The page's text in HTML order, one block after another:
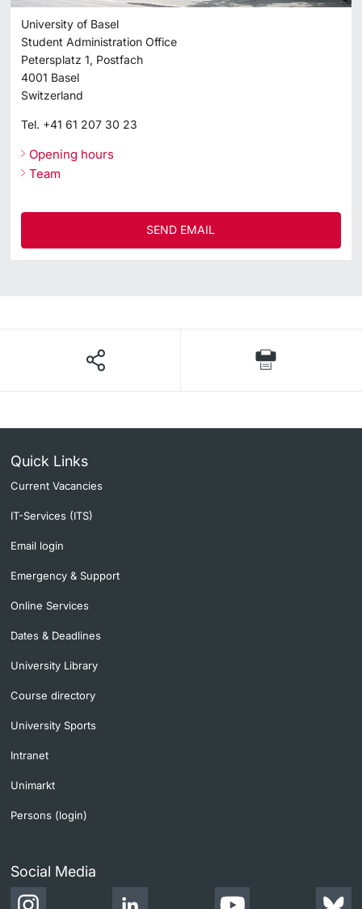
University of Basel
Student Administration Office
Petersplatz 1, Postfach
4001 Basel
Switzerland
Tel. +41 61 207 30 23
Opening hours
Team
SEND EMAIL
Quick Links
Current Vacancies
IT-Services (ITS)
Email login
Emergency & Support
Online Services
Dates & Deadlines
University Library
Course directory
University Sports
Intranet
Unimarkt
Persons (login)
Social Media